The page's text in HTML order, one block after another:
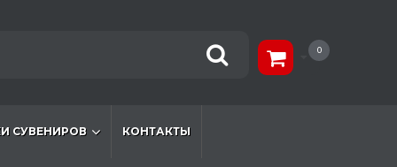
0
СУВЕНИРОВ КОНТАКТЫ